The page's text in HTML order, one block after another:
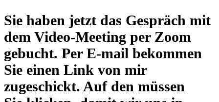
Sie haben jetzt das Gespräch mit
dem Video-Meeting per Zoom
gebucht. Per E-mail bekommen
Sie einen Link von mir
zugeschickt. Auf den müssen